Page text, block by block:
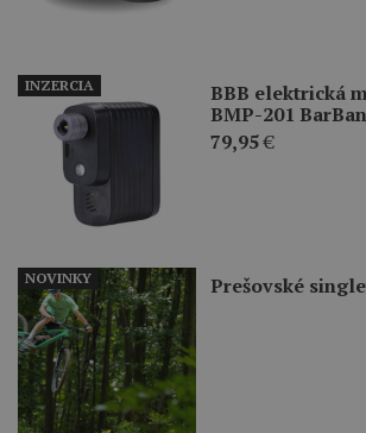
BBB elektrická
BMP-201
79,95€
INZERCIA
Prešovské
NOVINKY